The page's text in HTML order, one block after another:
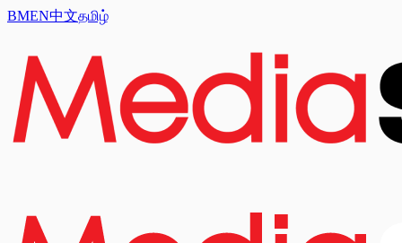
BMEN中文தமிழ்